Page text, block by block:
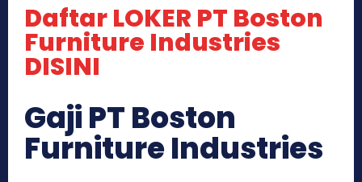
Daftar LOKER PT Boston
Furniture Industries
DISINI
Gaji PT Boston
Furniture Industries